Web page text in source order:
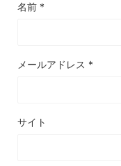
名前 *
メールアドレス *
サイト